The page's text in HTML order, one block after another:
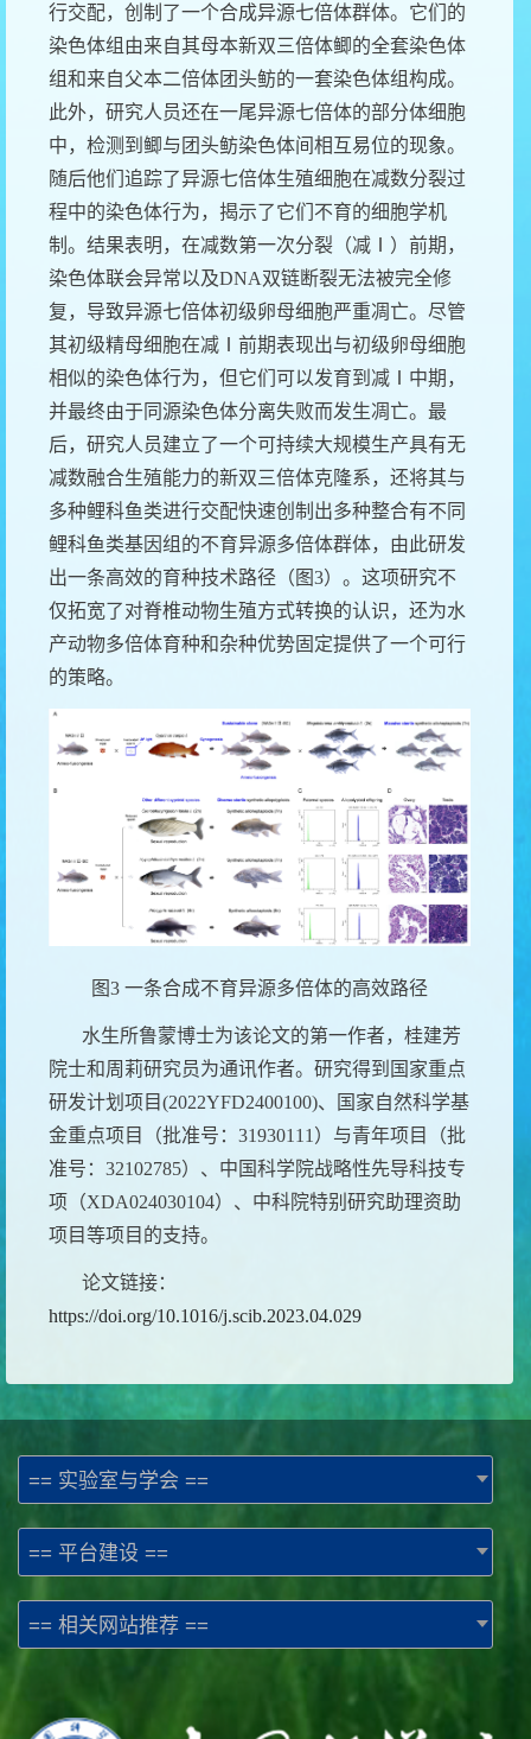
行交配，创制了一个合成异源七倍体群体。它们的
染色体组由来自其母本新双三倍体鲫的全套染色体
组和来自父本二倍体团头鲂的一套染色体组构成。
此外，研究人员还在一尾异源七倍体的部分体细胞
中，检测到鲫与团头鲂染色体间相互易位的现象。
随后他们追踪了异源七倍体生殖细胞在减数分裂过
程中的染色体行为，揭示了它们不育的细胞学机
制。结果表明，在减数第一次分裂（减Ⅰ）前期，
染色体联会异常以及DNA双链断裂无法被完全修
复，导致异源七倍体初级卵母细胞严重凋亡。尽管
其初级精母细胞在减
前期表现出与初级卵母细胞
相似的染色体行为，但它们可以发育到减
中期，
并最终由于同源染色体分离失败而发生凋亡。最
后，研究人员建立了一个可持续大规模生产具有无
减数融合生殖能力的新双三倍体克隆系，还将其与
多种鲤科鱼类进行交配快速创制出多种整合有不同
鲤科鱼类基因组的不育异源多倍体群体，由此研发
出一条高效的育种技术路径（图3）。这项研究不
仅拓宽了对脊椎动物生殖方式转换的认识，还为水
产动物多倍体育种和杂种优势固定提供了一个可行
的策略。
图3 一条合成不育异源多倍体的高效路径
水生所鲁蒙博士为该论文的第一作者，桂建芳
院士和周莉研究员为通讯作者。研究得到国家重点
研发计划项目(2022YFD2400100)、国家自然科学基
金重点项目（批准号： 31930111 ）与青年项目（批
准号： 32102785）、中国科学院战略性先导科技专
项（XDA024030104）、中科院特别研究助理资助
项目等项目的支持。
论文链接：
https://doi.org/10.1016/j.scib.2023.04.029
== 实验室与学会 ==
== 平台建设 ==
== 相关网站推荐 ==